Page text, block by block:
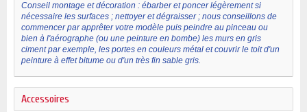
Conseil montage et décoration : ébarber et poncer légèrement si
nécessaire les surfaces ; nettoyer et dégraisser ; nous conseillons de
commencer par apprêter votre modèle puis peindre au pinceau ou
bien à l'aérographe (ou une peinture en bombe) les murs en gris
ciment par exemple, les portes en couleurs métal et couvrir le toit d'un
peinture à effet bitume ou d'un très fin sable gris.
Accessoires